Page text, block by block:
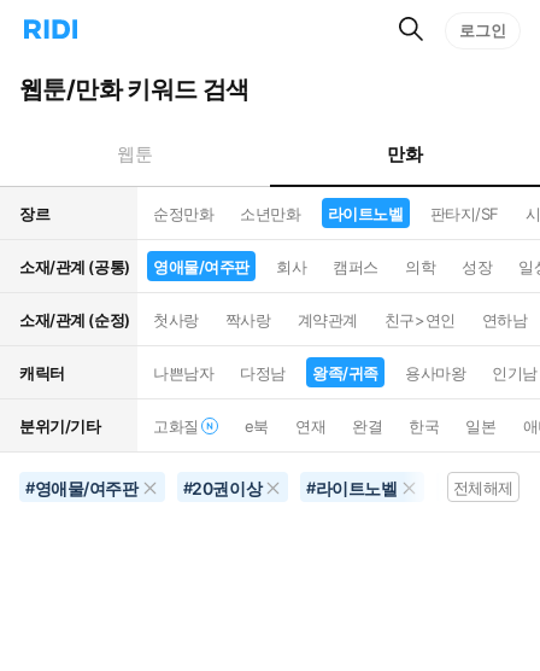
리
홈
으
턴
트
검
로그인
웹툰/만화 키워드 검색
웹툰 만화
장르 순정만화 소년만화 라이트노벨 판타지/SF
소재/관계 (공통) 영애물/여주판 회사 캠퍼스 의학 성장 일
소재/관계 (순정) 첫사랑 짝사랑 계약관계 친구>연인 연하남
캐릭터 나쁜남자 다정남 왕족/귀족 용사마왕 인기남
분위기/기타 고화질 e북 연재 완결 한국 일본
#영애물/여주판 #20권이상 #라이트노벨 학원물
전체해제